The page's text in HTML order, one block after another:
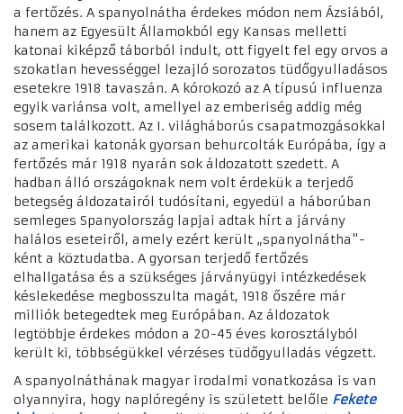
a fertőzés. A spanyolnátha érdekes módon nem Ázsiából,
hanem az Egyesült Államokból egy Kansas melletti
katonai kiképző táborból indult, ott figyelt fel egy orvos a
szokatlan hevességgel lezajló sorozatos tüdőgyulladásos
esetekre 1918 tavaszán. A kórokozó az A típusú influenza
egyik variánsa volt, amellyel az emberiség addig még
sosem találkozott. Az I. világháborús csapatmozgásokkal
az amerikai katonák gyorsan behurcolták Európába, így a
fertőzés már 1918 nyarán sok áldozatott szedett. A
hadban álló országoknak nem volt érdekük a terjedő
betegség áldozatairól tudósítani, egyedül a háborúban
semleges Spanyolország lapjai adtak hírt a járvány
halálos eseteiről, amely ezért került „spanyolnátha"-
ként a köztudatba. A gyorsan terjedő fertőzés
elhallgatása és a szükséges járványügyi intézkedések
késlekedése megbosszulta magát, 1918 őszére már
milliók betegedtek meg Európában. Az áldozatok
legtöbbje érdekes módon a 20-45 éves korosztályból
került ki, többségükkel vérzéses tüdőgyulladás végzett.
A spanyolnáthának magyar irodalmi vonatkozása is van
olyannyira, hogy naplóregény is született belőle Fekete